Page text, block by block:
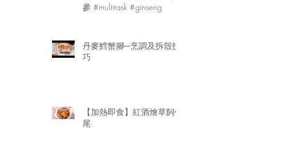
參 #multitask #ginseng
丹麥鱈蟹腳─烹調及拆殼技
巧
【加熱即食】紅酒燴草飼牛
尾